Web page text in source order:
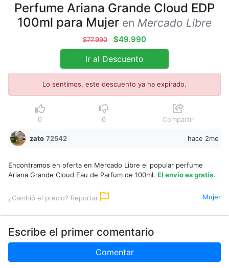
Perfume Ariana Grande Cloud EDP
100ml para Mujer en Mercado Libre
$77.990 $49.990
Ir al Descuento
Lo sentimos, este descuento ya ha expirado.
0 0 Compartir
zato 72542 hace 2me
Encontramos en oferta en Mercado Libre el popular perfume
Ariana Grande Cloud Eau de Parfum de 100ml. El envío es gratis.
¿Cambió el precio? Reportar Mujer
Escribe el primer comentario
Comentar